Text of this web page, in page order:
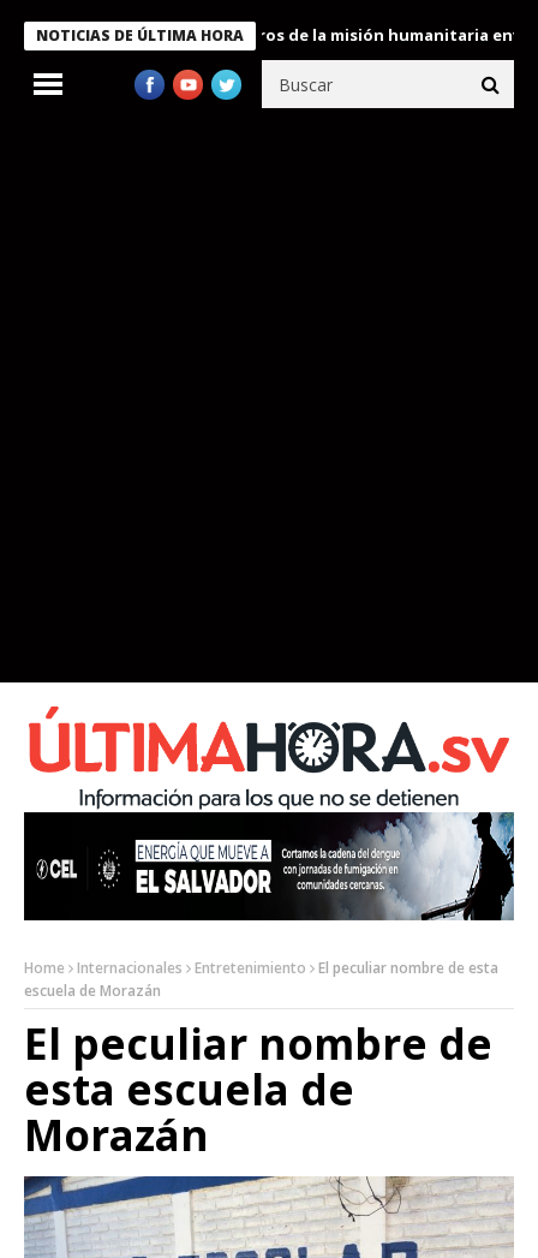
NOTICIAS DE ÚLTIMA HORA
condecora a miembros de la misión humanitaria enviada a
Home Internacionales Entretenimiento
El peculiar nombre de esta
escuela de Morazán
El peculiar nombre de
esta escuela de
Morazán